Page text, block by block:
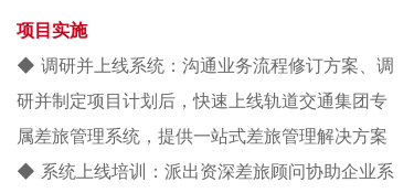
项目实施
◆ 调研并上线系统：沟通业务流程修订方案、调
研并制定项目计划后，快速上线轨道交通集团专
属差旅管理系统，提供一站式差旅管理解决方案
◆ 系统上线培训：派出资深差旅顾问协助企业系